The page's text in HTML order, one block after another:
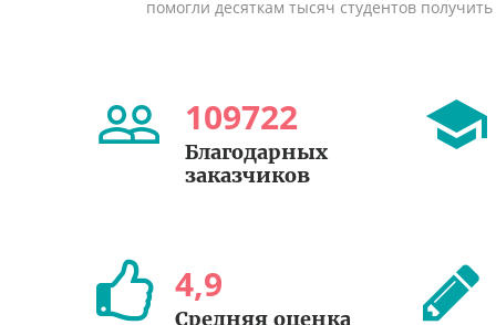
помогли десяткам тысяч студентов
109722
Благодарных
заказчиков
4,9
Средняя оценка